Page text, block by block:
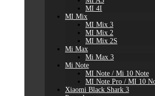
MI 4I
MI Mix
MI Mix 3
MI Mix 2
MI Mix 2S
Mi Max
Mi Max 3
Mi Note
MI Note / Mi 10 Note
MI Note Pro / MI 10
Xiaomi Black Shark 3